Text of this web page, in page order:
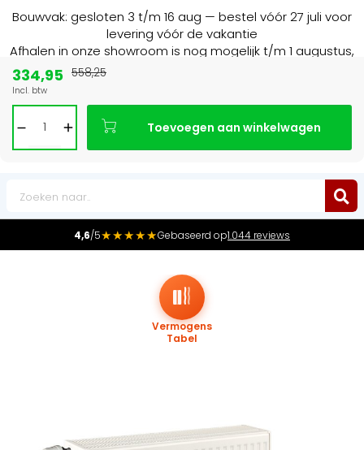
Bouwvak: gesloten 3 t/m 16 aug — bestel vóór 27 juli voor
levering vóór de vakantie
Afhalen in onze showroom is nog mogelijk t/m 1 augustus,
4,6/5★★★★★Gebaseerd op1.044 reviews
Vermogens
Tabel
334,95
Incl. btw
558,25
Toevoegen aan winkelwagen